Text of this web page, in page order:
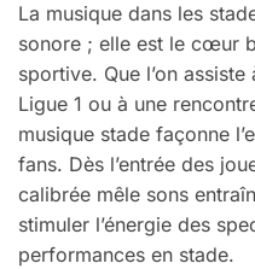
La musique dans les
sonore ; elle est le cœur
sportive. Que l’on
Ligue 1 ou à une
musique stade façonne
fans. Dès l’entrée des
calibrée mêle sons
stimuler l’énergie des
performances en stade.